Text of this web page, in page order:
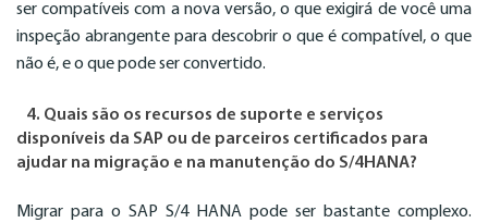
ser compatíveis com a nova versão, o que exigirá de você uma
inspeção abrangente para descobrir o que é compatível, o que
não é, e o que pode ser convertido.
4. Quais são os recursos de suporte e serviços
disponíveis da SAP ou de parceiros certificados para
ajudar na migração e na manutenção do S/4HANA?
Migrar para o SAP S/4 HANA pode ser bastante complexo.